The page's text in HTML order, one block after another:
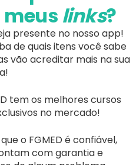
links?
presente no nosso app!
de quais itens você sabe
vão acreditar mais na sua
tem os melhores cursos
no mercado!
o FGMED é confiável,
com garantia e